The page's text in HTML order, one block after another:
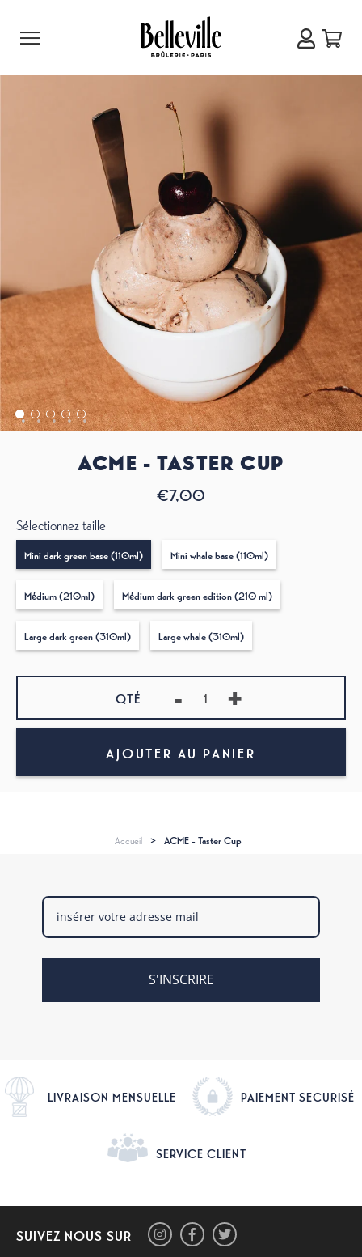
ACME - TASTER CUP
€7,00
Sélectionnez taille
Mini dark green base (110ml) Mini whale base (110ml)
Médium (210ml) Médium dark green edition (210 ml)
Large dark green (310ml) Large whale (310ml)
QTÉ - +
AJOUTER AU PANIER
Accueil > ACME - Taster Cup
S'INSCRIRE
LIVRAISON MENSUELLE PAIEMENT SECURISÉ
SERVICE CLIENT
SUIVEZ NOUS SUR